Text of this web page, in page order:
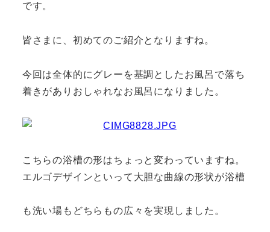
です。
皆さまに、初めてのご紹介となりますね。
今回は全体的にグレーを基調としたお風呂で落ち
着きがありおしゃれなお風呂になりました。
こちらの浴槽の形はちょっと変わっていますね。
エルゴデザインといって大胆な曲線の形状が浴槽
も洗い場もどちらもの広々を実現しました。